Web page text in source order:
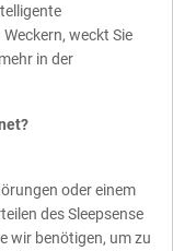
weckt Sie
in der
oder einem
des Sleepsense
wir benötigen, um zu